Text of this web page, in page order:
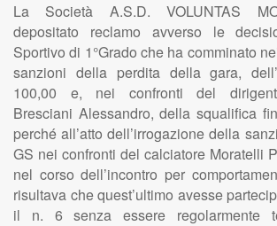
La Società A.S.D. VOLUNTAS
depositato reclamo avverso le
Sportivo di 1°Grado che ha comminato
sanzioni della perdita della gara,
100,00 e, nei confronti del
Bresciani Alessandro, della squalifica
perché all’atto dell’irrogazione della
GS nei confronti del calciatore Moratelli
nel corso dell’incontro per
risultava che quest’ultimo avesse
il n. 6 senza essere regolarmente